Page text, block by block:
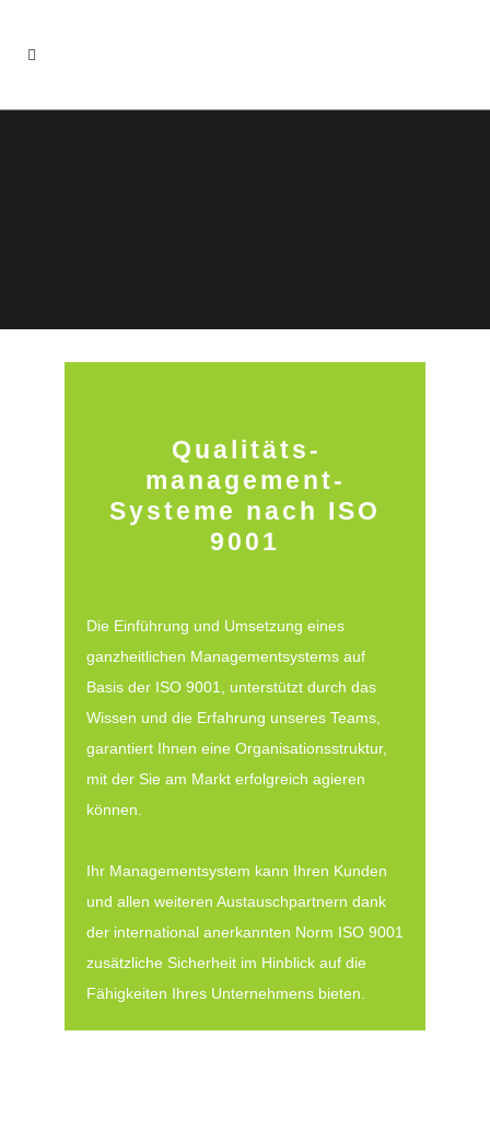
Qualitäts­
management-
Systeme nach ISO
9001
Die Einführung und Umsetzung eines
ganzheitlichen Managementsystems auf
Basis der ISO 9001, unterstützt durch das
Wissen und die Erfahrung unseres Teams,
garantiert Ihnen eine Organisationsstruktur,
mit der Sie am Markt erfolgreich agieren
können.
Ihr Managementsystem kann Ihren Kunden
und allen weiteren Austauschpartnern dank
der international anerkannten Norm ISO 9001
zusätzliche Sicherheit im Hinblick auf die
Fähigkeiten Ihres Unternehmens bieten.